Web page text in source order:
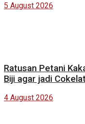
5 August 2026
Ratusan Petani
Biji agar jadi
4 August 2026